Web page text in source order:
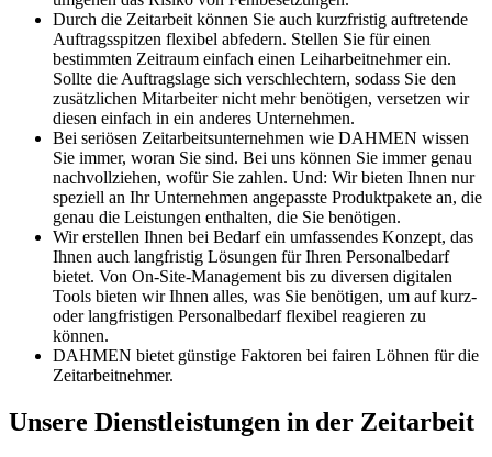
Durch die Zeitarbeit können Sie auch kurzfristig auftretende
Auftragsspitzen flexibel abfedern. Stellen Sie für einen
bestimmten Zeitraum einfach einen Leiharbeitnehmer ein.
Sollte die Auftragslage sich verschlechtern, sodass Sie den
zusätzlichen Mitarbeiter nicht mehr benötigen, versetzen wir
diesen einfach in ein anderes Unternehmen.
Bei seriösen Zeitarbeitsunternehmen wie DAHMEN wissen
Sie immer, woran Sie sind. Bei uns können Sie immer genau
nachvollziehen, wofür Sie zahlen. Und: Wir bieten Ihnen nur
speziell an Ihr Unternehmen angepasste Produktpakete an, die
genau die Leistungen enthalten, die Sie benötigen.
Wir erstellen Ihnen bei Bedarf ein umfassendes Konzept, das
Ihnen auch langfristig Lösungen für Ihren Personalbedarf
bietet. Von On-Site-Management bis zu diversen digitalen
Tools bieten wir Ihnen alles, was Sie benötigen, um auf kurz-
oder langfristigen Personalbedarf flexibel reagieren zu
können.
DAHMEN bietet günstige Faktoren bei fairen Löhnen für die
Zeitarbeitnehmer.
Unsere Dienstleistungen in der Zeitarbeit